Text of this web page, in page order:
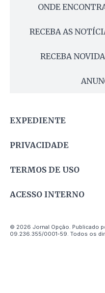
ONDE
RECEBA AS
RECEBA
EXPEDIENTE
PRIVACIDADE
TERMOS DE USO
ACESSO INTERNO
© 2026 Jornal Opção. Publicado
09.236.355/0001-59. Todos os